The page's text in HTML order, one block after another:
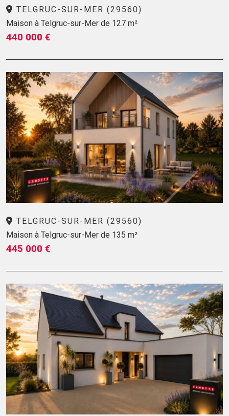
TELGRUC-SUR-MER (29560)
Maison à Telgruc-sur-Mer de 127 m²
440 000 €
TELGRUC-SUR-MER (29560)
Maison à Telgruc-sur-Mer de 135 m²
445 000 €